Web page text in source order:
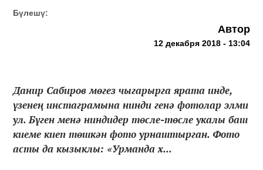
Бүлешү:
Автор
12 декабря 2018 - 13:04
Данир Сабиров мөгез чыгарырга ярата инде,
үзенең инстаграмына нинди генә фотолар элми
ул. Бүген менә ниндидер төсле-төсле укалы баш
киеме киеп төшкән фото урнаштырган. Фото
асты да кызыклы: «Урманда х...